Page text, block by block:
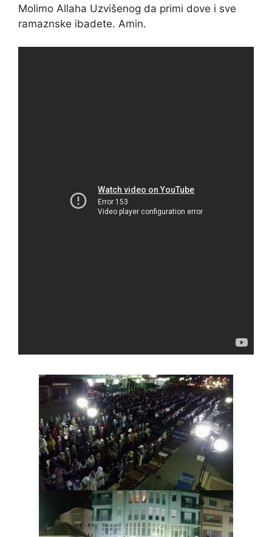
Molimo Allaha Uzvišenog da primi dove i sve
ramaznske ibadete. Amin.